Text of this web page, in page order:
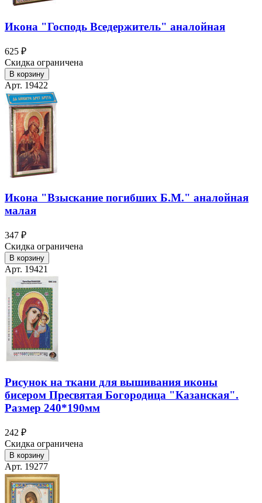
Икона "Господь Вседержитель" аналойная
625 ₽
Скидка ограничена
В корзину
Арт. 19422
Икона "Взыскание погибших Б.М." аналойная
малая
347 ₽
Скидка ограничена
В корзину
Арт. 19421
Рисунок на ткани для вышивания иконы
бисером Пресвятая Богородица "Казанская".
Размер 240*190мм
242 ₽
Скидка ограничена
В корзину
Арт. 19277